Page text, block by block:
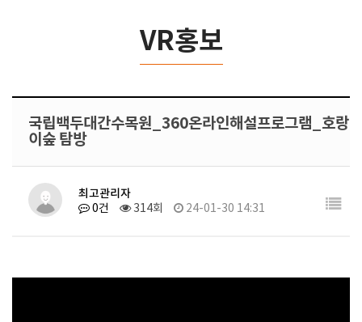
VR홍보
국립백두대간수목원_360온라인해설프로그램_호랑
이숲 탐방
최고관리자
0건 314회 24-01-30 14:31